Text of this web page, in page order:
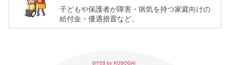
ド）
子どもや保護者が障害・病気を持つ家庭向けの
給付金・優遇措置など。